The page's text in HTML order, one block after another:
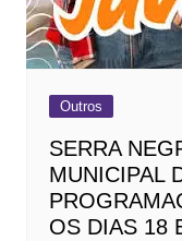
Outros
SERRA
MUNICIPAL
OS DIAS 18